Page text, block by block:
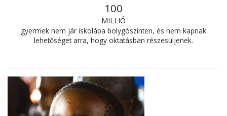
100
MILLIÓ
gyermek nem jár iskolába bolygószinten, és nem kapnak
lehetőséget arra, hogy oktatásban részesüljenek.